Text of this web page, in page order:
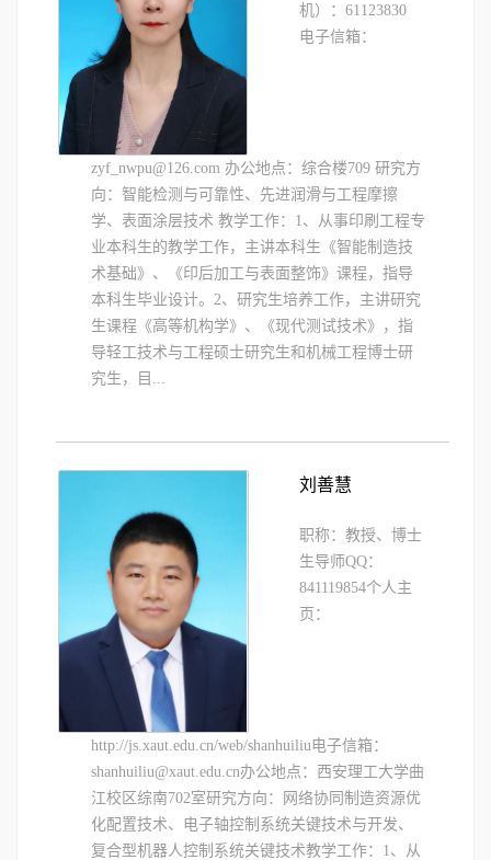
机）：61123830
电子信箱：
zyf_nwpu@126.com 办公地点：综合楼709 研究方
向：智能检测与可靠性、先进润滑与工程摩擦
学、表面涂层技术 教学工作：1、从事印刷工程专
业本科生的教学工作，主讲本科生《智能制造技
术基础》、《印后加工与表面整饰》课程，指导
本科生毕业设计。2、研究生培养工作，主讲研究
生课程《高等机构学》、《现代测试技术》，指
导轻工技术与工程硕士研究生和机械工程博士研
究生，目...
刘善慧
职称：教授、博士
生导师QQ：
841119854个人主
页：
http://js.xaut.edu.cn/web/shanhuiliu电子信箱：
shanhuiliu@xaut.edu.cn办公地点：西安理工大学曲
江校区综南702室研究方向：网络协同制造资源优
化配置技术、电子轴控制系统关键技术与开发、
复合型机器人控制系统关键技术教学工作：1、从